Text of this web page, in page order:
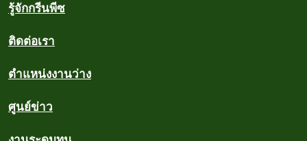
รู้จักกรีนพีซ
ติดต่อเรา
ตำแหน่งงานว่าง
ศูนย์ข่าว